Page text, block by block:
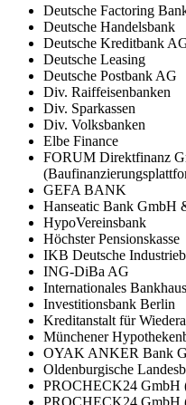
Deutsche Factoring
Deutsche Handelsbank
Deutsche Kreditbank
Deutsche Leasing
Deutsche Postbank AG
Div. Raiffeisenbanken
Div. Sparkassen
Div. Volksbanken
Elbe Finance
FORUM Direktfinanz
GEFA BANK
Hanseatic Bank GmbH
HypoVereinsbank
Höchster Pensionskasse
IKB Deutsche
ING-DiBa AG
Internationales
Investitionsbank Berlin
Kreditanstalt für
Münchener
OYAK ANKER Bank
Oldenburgische
PROCHECK24 GmbH
PROCHECK24 GmbH